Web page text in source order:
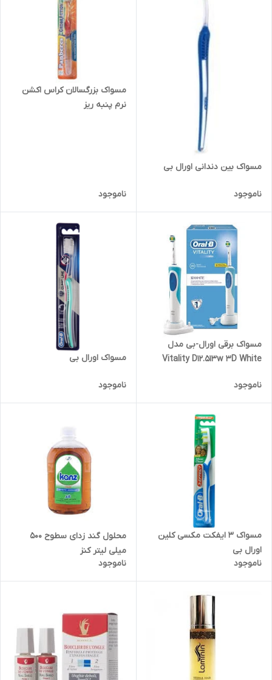
مسواک بین دندانی اورال بی
ناموجود
مسواک بزرگسالان کراس اکشن
نرم پنبه ریز
ناموجود
مسواک برقی اورال-بی مدل
Vitality D12.513w 3D White
ناموجود
مسواک اورال بی
ناموجود
مسواک 3 ایفکت مکسی کلین
اورال بی
ناموجود
محلول گند زدای سطوح 500
میلی لیتر کنز
ناموجود